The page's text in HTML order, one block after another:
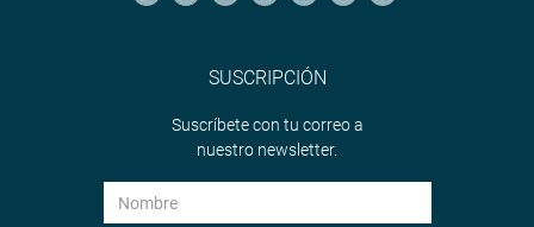
SUSCRIPCIÓN
Suscríbete con tu correo a
nuestro newsletter.